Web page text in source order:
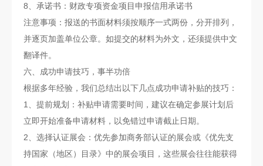
8、承诺书：财政专项资金项目申报信用承诺书
注意事项：报送的书面材料须按顺序一式两份，分开排列，
并逐页加盖单位公章。如提交的材料为外文，还须提供中文
翻译件。
六、成功申请技巧，事半功倍
根据多年经验，我们总结出以下几点成功申请补贴的技巧：
1、提前规划：补贴申请需要时间，建议在确定参展计划后
立即开始准备申请材料，以免错过申请截止日期。
2、选择认证展会：优先参加商务部认证的展会或《优先支
持国家（地区）目录》中的展会项目，这些展会往往能获得